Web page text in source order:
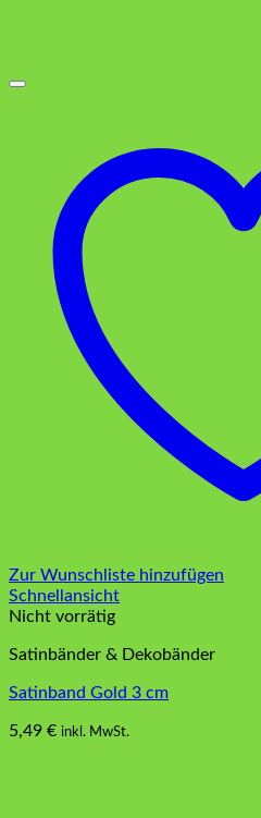
Zur Wunschliste hinzufügen
Schnellansicht
Nicht vorrätig
Satinbänder & Dekobänder
Satinband Gold 3 cm
5,49 € inkl. MwSt.